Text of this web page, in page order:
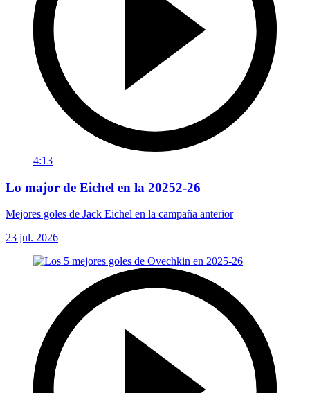
4:13
Lo major de Eichel en la 20252-26
Mejores goles de Jack Eichel en la campaña anterior
23 jul. 2026